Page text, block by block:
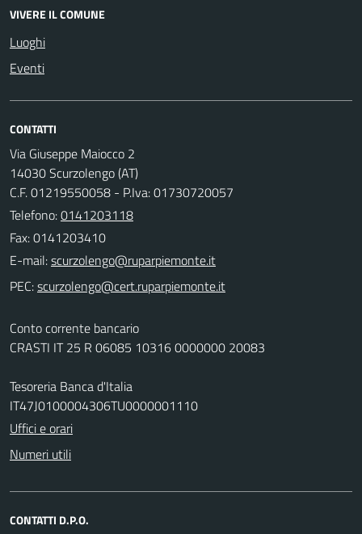
VIVERE IL COMUNE
Luoghi
Eventi
CONTATTI
Via Giuseppe Maiocco 2
14030 Scurzolengo (AT)
C.F. 01219550058 - P.Iva: 01730720057
Telefono:0141203118
Fax: 0141203410
E-mail:
PEC:
Conto corrente bancario
CRASTI IT 25 R 06085 10316 0000000 20083
Tesoreria Banca d'Italia
IT47J0100004306TU0000001110
Uffici e orari
Numeri utili
CONTATTI D.P.O.